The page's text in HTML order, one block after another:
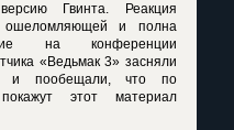
Гвинта. Реакция
ошеломляющей и полна
на конференции
«Ведьмак 3» засняли
и пообещали, что по
этот материал